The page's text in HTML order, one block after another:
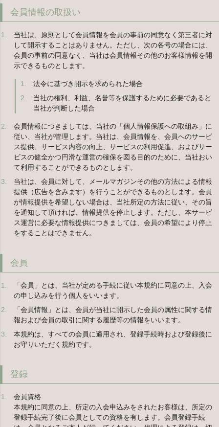
会員情報の取扱い
当社は、原則として会員情報を会員の事前の同意なく第三者に対
して開示することはありません。ただし、次の各号の場合には、
会員の事前の同意なく、当社は会員情報その他のお客様情報を開
示できるものとします。
法令に基づき開示を求められた場合
当社の権利、利益、名誉等を保護するために必要であると
当社が判断した場合
会員情報につきましては、当社の「個人情報保護への取組み」に
従い、当社が管理します。当社は、会員情報を、会員へのサービ
ス提供、サービス内容の向上、サービスの利用促進、およびサー
ビスの健全かつ円滑な運営の確保を図る目的のために、当社おい
て利用することができるものとします。
当社は、会員に対して、メールマガジンその他の方法による情報
提供（広告を含みます）を行うことができるものとします。会員
が情報提供を希望しない場合は、当社所定の方法に従い、その旨
を通知して頂ければ、情報提供を停止します。ただし、本サービ
ス運営に必要な情報提供につきましては、会員の希望により停止
をすることはできません。
会員
「会員」とは、当社が定める手続に従い本規約に同意の上、入会
の申し込みを行う個人をいいます。
「会員情報」とは、会員が当社に開示した会員の属性に関する情
報および会員の取引に関する履歴等の情報をいいます。
本規約は、すべての会員に適用され、登録手続時および登録後に
お守りいただく規約です。
登録
会員資格
本規約に同意の上、所定の入会申込みをされたお客様は、所定の
登録手続完了後に会員としての資格を有します。会員登録手続